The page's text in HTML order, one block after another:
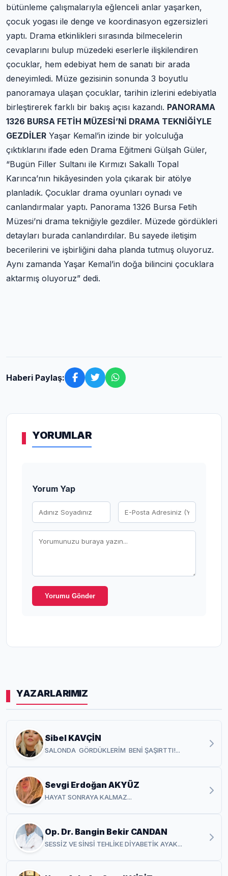
bütünleme çalışmalarıyla eğlenceli anlar yaşarken,
çocuk yogası ile denge ve koordinasyon egzersizleri
yaptı. Drama etkinlikleri sırasında bilmecelerin
cevaplarını bulup müzedeki eserlerle ilişkilendiren
çocuklar, hem edebiyat hem de sanatı bir arada
deneyimledi. Müze gezisinin sonunda 3 boyutlu
panoramaya ulaşan çocuklar, tarihin izlerini edebiyatla
birleştirerek farklı bir bakış açısı kazandı. PANORAMA
1326 BURSA FETİH MÜZESİ’Nİ DRAMA TEKNİĞİYLE
GEZDİLER Yaşar Kemal’in izinde bir yolculuğa
çıktıklarını ifade eden Drama Eğitmeni Gülşah Güler,
“Bugün Filler Sultanı ile Kırmızı Sakallı Topal
Karınca’nın hikâyesinden yola çıkarak bir atölye
planladık. Çocuklar drama oyunları oynadı ve
canlandırmalar yaptı. Panorama 1326 Bursa Fetih
Müzesi’ni drama tekniğiyle gezdiler. Müzede gördükleri
detayları burada canlandırdılar. Bu sayede iletişim
becerilerini ve işbirliğini daha planda tutmuş oluyoruz.
Aynı zamanda Yaşar Kemal’in doğa bilincini çocuklara
aktarmış oluyoruz” dedi.
Haberi Paylaş:
YORUMLAR
Yorum Yap
Yorumu Gönder
YAZARLARIMIZ
Sibel KAVÇİN
SALONDA GÖRDÜKLERİM BENİ ŞAŞIRTTI!...
Sevgi Erdoğan AKYÜZ
HAYAT SONRAYA KALMAZ...
Op. Dr. Bangin Bekir CANDAN
SESSİZ VE SİNSİ TEHLİKE DİYABETİK AYAK...